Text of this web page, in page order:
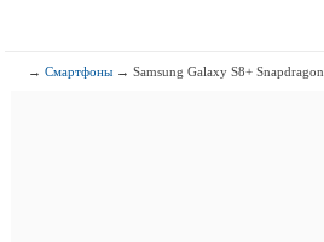
→Смартфоны → Samsung Galaxy S8+ Snapdragon